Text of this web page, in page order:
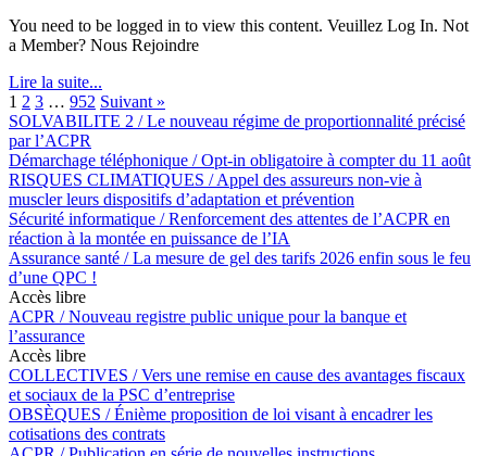
You need to be logged in to view this content. Veuillez Log In. Not
a Member? Nous Rejoindre
Lire la suite...
1 2 3 … 952 Suivant »
SOLVABILITE 2 / Le nouveau régime de proportionnalité précisé
par l’ACPR
Démarchage téléphonique / Opt-in obligatoire à compter du 11 août
RISQUES CLIMATIQUES / Appel des assureurs non-vie à
muscler leurs dispositifs d’adaptation et prévention
Sécurité informatique / Renforcement des attentes de l’ACPR en
réaction à la montée en puissance de l’IA
Assurance santé / La mesure de gel des tarifs 2026 enfin sous le feu
d’une QPC !
Accès libre
ACPR / Nouveau registre public unique pour la banque et
l’assurance
Accès libre
COLLECTIVES / Vers une remise en cause des avantages fiscaux
et sociaux de la PSC d’entreprise
OBSÈQUES / Énième proposition de loi visant à encadrer les
cotisations des contrats